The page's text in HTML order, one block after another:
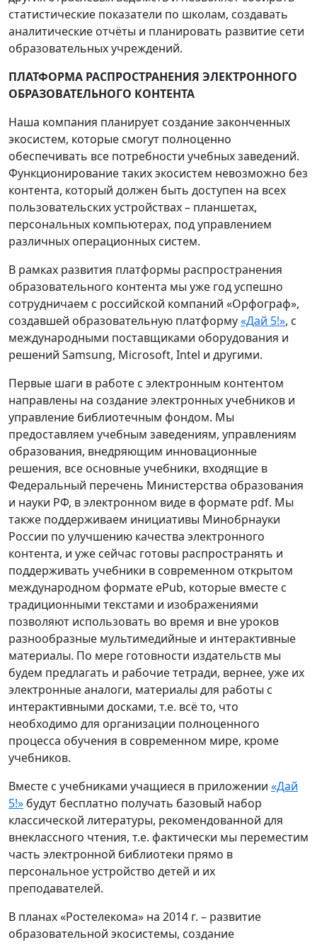
статистические показатели по школам, создавать
аналитические отчёты и планировать развитие сети
образовательных учреждений.
ПЛАТФОРМА РАСПРОСТРАНЕНИЯ ЭЛЕКТРОННОГО
ОБРАЗОВАТЕЛЬНОГО КОНТЕНТА
Наша компания планирует создание законченных
экосистем, которые смогут полноценно
обеспечивать все потребности учебных заведений.
Функционирование таких экосистем невозможно без
контента, который должен быть доступен на всех
пользовательских устройствах – планшетах,
персональных компьютерах, под управлением
различных операционных систем.
В рамках развития платформы распространения
образовательного контента мы уже год успешно
сотрудничаем с российской компаний «Орфограф»,
создавшей образовательную платформу«Дай 5!», с
международными поставщиками оборудования и
решений Samsung, Microsoft, Intel и другими.
Первые шаги в работе с электронным контентом
направлены на создание электронных учебников и
управление библиотечным фондом. Мы
предоставляем учебным заведениям, управлениям
образования, внедряющим инновационные
решения, все основные учебники, входящие в
Федеральный перечень Министерства образования
и науки РФ, в электронном виде в формате pdf. Мы
также поддерживаем инициативы Минобрнауки
России по улучшению качества электронного
контента, и уже сейчас готовы распространять и
поддерживать учебники в современном открытом
международном формате ePub, которые вместе с
традиционными текстами и изображениями
позволяют использовать во время и вне уроков
разнообразные мультимедийные и интерактивные
материалы. По мере готовности издательств мы
будем предлагать и рабочие тетради, вернее, уже их
электронные аналоги, материалы для работы с
интерактивными досками, т.е. всё то, что
необходимо для организации полноценного
процесса обучения в современном мире, кроме
учебников.
Вместе с учебниками учащиеся в приложении «Дай
5!» будут бесплатно получать базовый набор
классической литературы, рекомендованной для
внеклассного чтения, т.е. фактически мы переместим
часть электронной библиотеки прямо в
персональное устройство детей и их
преподавателей.
В планах «Ростелекома» на 2014 г. – развитие
образовательной экосистемы, создание